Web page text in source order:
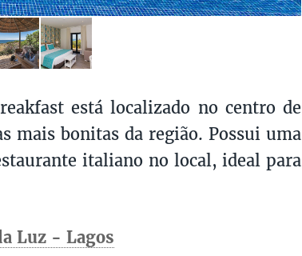
está localizado no centro de
mais bonitas da região. Possui uma
italiano no local, ideal para
Luz - Lagos